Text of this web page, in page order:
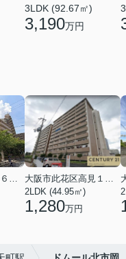
3LDK (92.67㎡)
3,190万円
2LDK (44.95㎡)
1,280万円